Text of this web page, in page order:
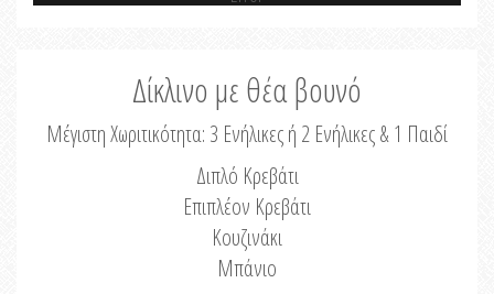
Δίκλινο με θέα βουνό
Μέγιστη Χωριτικότητα: 3 Ενήλικες ή 2 Ενήλικες & 1 Παιδί
Διπλό Κρεβάτι
Επιπλέον Κρεβάτι
Κουζινάκι
Μπάνιο